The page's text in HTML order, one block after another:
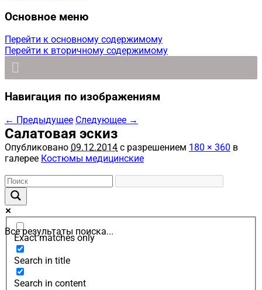
Основное меню
Перейти к основному содержимому
Перейти к вторичному содержимому
Навигация по изображениям
← Предыдущее Следующее →
Салатовая эскиз
Опубликовано 09.12.2014 с разрешением 180 × 360 в
галерее Костюмы медицинские
Все результаты поиска...
Exact matches only
Search in title
Search in content